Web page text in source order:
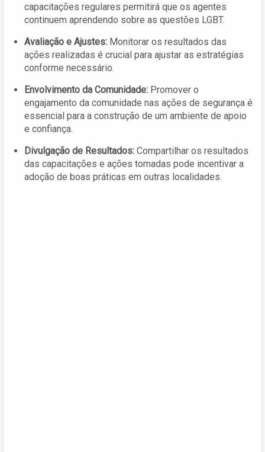
capacitações regulares permitirá que os agentes
continuem aprendendo sobre as questões LGBT.
Avaliação e Ajustes: Monitorar os resultados das
ações realizadas é crucial para ajustar as estratégias
conforme necessário.
Envolvimento da Comunidade: Promover o
engajamento da comunidade nas ações de segurança é
essencial para a construção de um ambiente de apoio
e confiança.
Divulgação de Resultados: Compartilhar os resultados
das capacitações e ações tomadas pode incentivar a
adoção de boas práticas em outras localidades.